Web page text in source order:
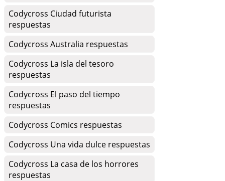
Codycross Ciudad futurista
respuestas
Codycross Australia respuestas
Codycross La isla del tesoro
respuestas
Codycross El paso del tiempo
respuestas
Codycross Comics respuestas
Codycross Una vida dulce respuestas
Codycross La casa de los horrores
respuestas